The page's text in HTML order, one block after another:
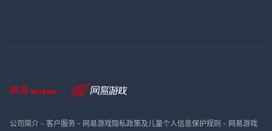
公司简介- 客户服务- 网易游戏隐私政策及儿童个人信息保护规则 - 网易游戏